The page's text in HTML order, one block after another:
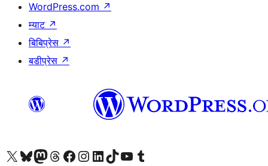
WordPress.com ↗
म्याट ↗
बिबिप्रेस ↗
बडीप्रेस ↗
हाम्रो X (पहिले ट्विटर) खातामा जानुहोस्
हाम्रो Bluesky खाता भ्रमण गर्नुहोस्
हाम्रो म्यास्टोडन खाता भ्रमण गर्नुहोस्
हाम्रो थ्रेड्स खातामा जानुहोस्
हाम्रो फेसबुक पेजमा जानुहोस्
हाम्रो इन्स्टाग्राम खातामा जानुहोस्
हाम्रो लिङ्क्डइन खातामा जानुहोस्
हाम्रो TikTok खाता भ्रमण गर्नुहोस्
हाम्रो युट्युब च्यानलमा जानुहोस्
हाम्रो टम्बलर खाता भ्रमण गर्नुहोस्